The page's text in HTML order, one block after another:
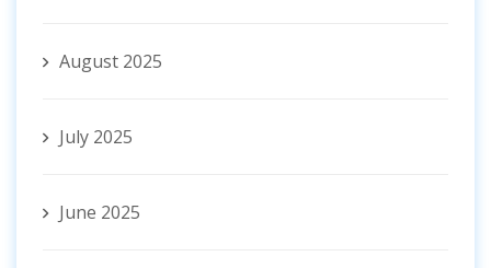
August 2025
July 2025
June 2025